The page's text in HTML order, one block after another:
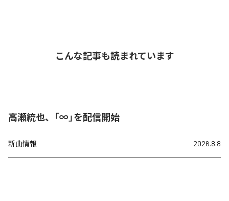
こんな記事も読まれています
高瀬統也、「∞」を配信開始
新曲情報 2026.8.8